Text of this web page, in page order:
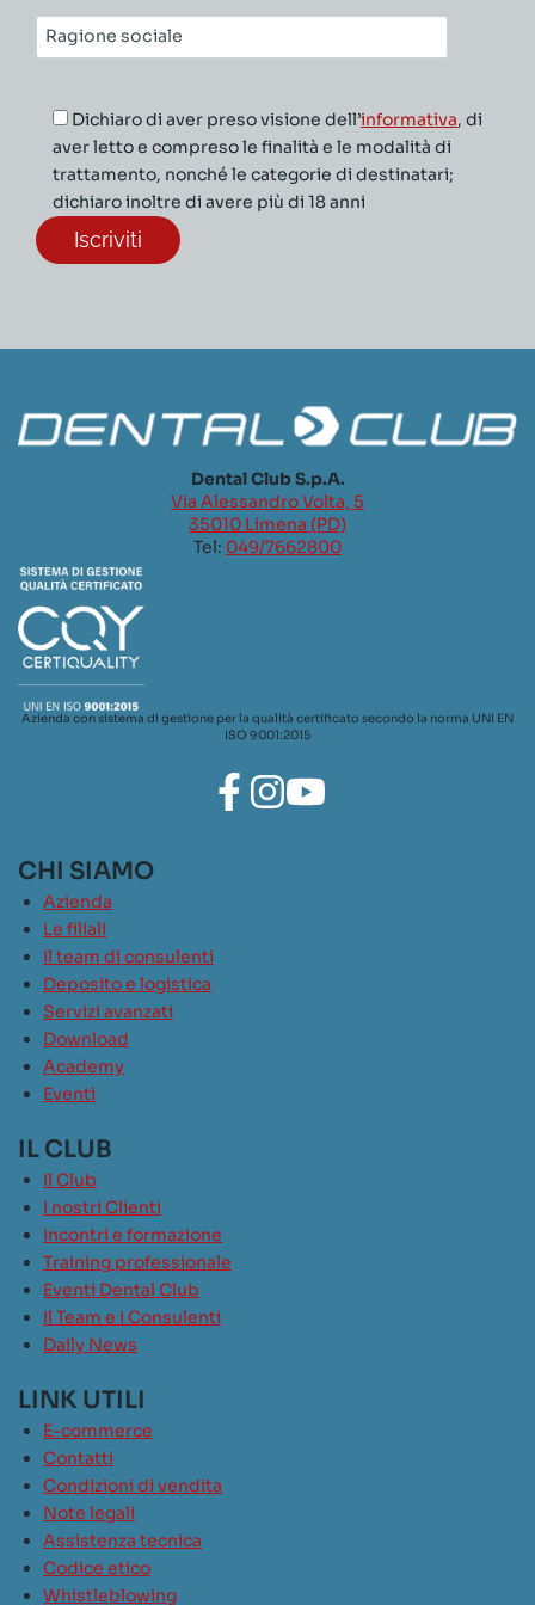
Ragione
sociale*
Dichiaro di aver preso visione dell’informativa, di
aver letto e compreso le finalità e le modalità di
trattamento, nonché le categorie di destinatari;
dichiaro inoltre di avere più di 18 anni
Dental Club S.p.A.
Via Alessandro Volta, 5
35010 Limena (PD)
Tel: 049/7662800
Azienda con sistema di gestione per la qualità certificato secondo la norma UNI EN
ISO 9001:2015
CHI SIAMO
Azienda
Le filiali
Il team di consulenti
Deposito e logistica
Servizi avanzati
Download
Academy
Eventi
IL CLUB
Il Club
I nostri Clienti
Incontri e formazione
Training professionale
Eventi Dental Club
Il Team e i Consulenti
Daily News
LINK UTILI
E-commerce
Contatti
Condizioni di vendita
Note legali
Assistenza tecnica
Codice etico
Whistleblowing